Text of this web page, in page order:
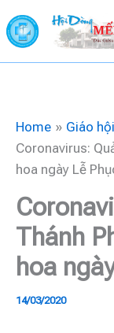
to
content
Home
Giáo hội
Coronavirus:
hoa ngày Lễ
Thánh
hoa
14/03/2020